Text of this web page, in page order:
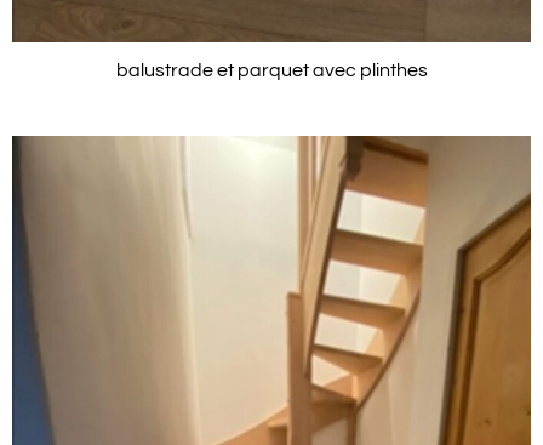
balustrade et parquet avec plinthes